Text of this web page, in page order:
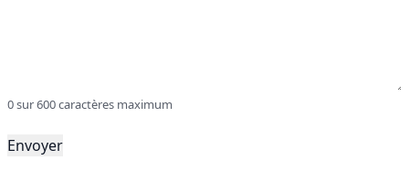
0 sur 600 caractères maximum